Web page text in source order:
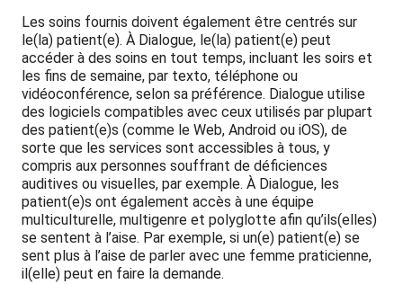
Les soins fournis doivent également être centrés sur
le(la) patient(e). À Dialogue, le(la) patient(e) peut
accéder à des soins en tout temps, incluant les soirs et
les fins de semaine, par texto, téléphone ou
vidéoconférence, selon sa préférence. Dialogue utilise
des logiciels compatibles avec ceux utilisés par plupart
des patient(e)s (comme le Web, Android ou iOS), de
sorte que les services sont accessibles à tous, y
compris aux personnes souffrant de déficiences
auditives ou visuelles, par exemple. À Dialogue, les
patient(e)s ont également accès à une équipe
multiculturelle, multigenre et polyglotte afin qu’ils(elles)
se sentent à l’aise. Par exemple, si un(e) patient(e) se
sent plus à l’aise de parler avec une femme praticienne,
il(elle) peut en faire la demande.